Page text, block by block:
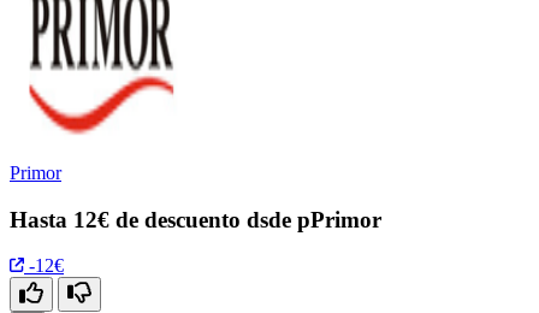
Primor
Hasta 12€ de descuento dsde pPrimor
-12€